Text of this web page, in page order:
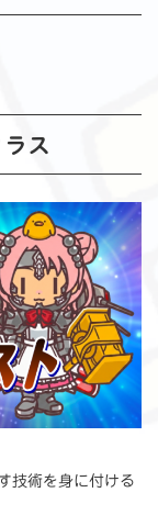
ス
技術を身に付ける